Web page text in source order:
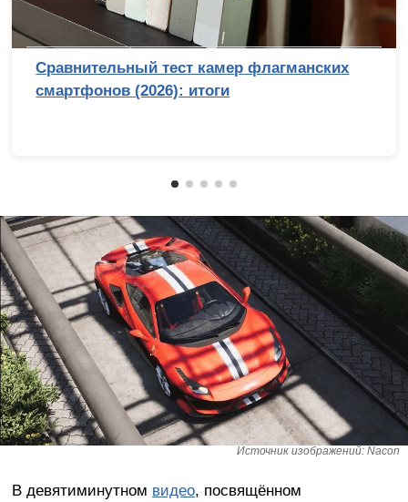
Сравнительный тест камер флагманских
смартфонов (2026): итоги
Источник изображений: Nacon
В девятиминутном видео, посвящённом